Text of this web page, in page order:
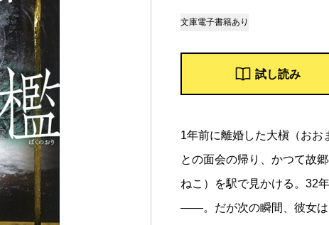
文庫電子書籍あり
試し読み
1年前に離婚した大槇（おお
との面会の帰り、かつて故
ねこ）を駅で見かける。32
――。だが次の瞬間、彼女は